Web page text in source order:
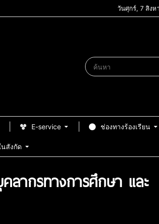
วันศุกร์, 7 สิง
E-service ช่องทางร้องเรียน
สังกัด
คลากรทางการศึกษา และ